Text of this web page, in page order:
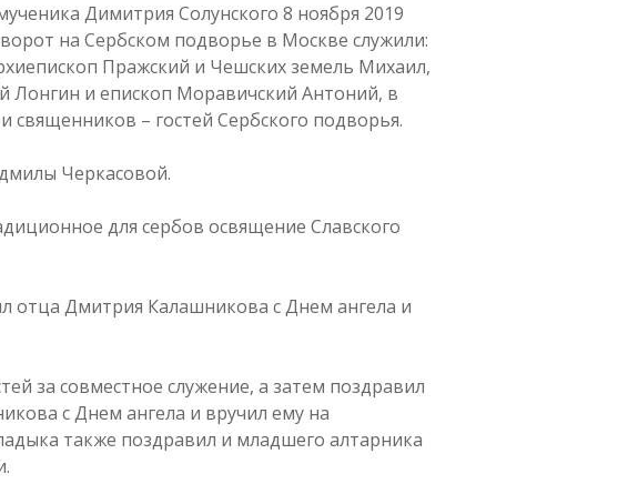
Димитрия Солунского 8 ноября 2019
на Сербском подворье в Москве служили:
Пражский и Чешских земель Михаил,
Лонгин и епископ Моравичский Антоний, в
священников – гостей Сербского подворья.
Черкасовой.
для сербов освящение Славского
отца Дмитрия Калашникова с Днем ангела и
за совместное служение, а затем поздравил
с Днем ангела и вручил ему на
также поздравил и младшего алтарника